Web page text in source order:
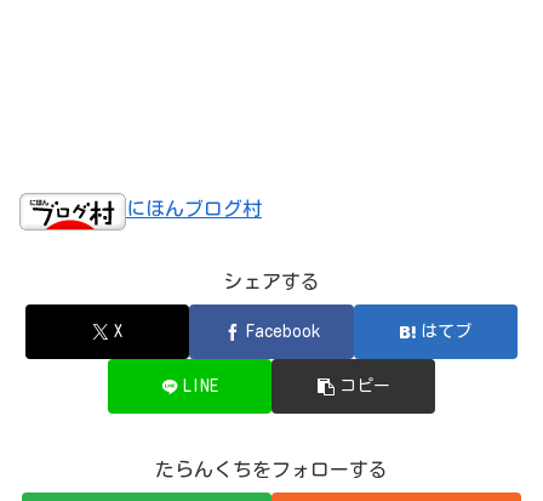
にほんブログ村
シェアする
X Facebook はてブ
LINE コピー
たらんくちをフォローする